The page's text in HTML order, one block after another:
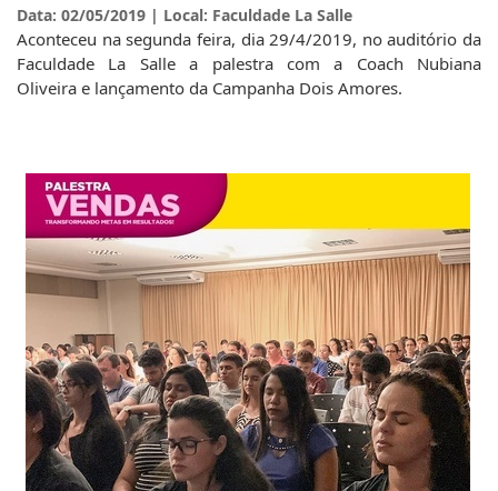
Data: 02/05/2019 | Local: Faculdade La Salle
Aconteceu na segunda feira, dia 29/4/2019, no auditório da
Faculdade La Salle a palestra com a Coach Nubiana
Oliveira e lançamento da Campanha Dois Amores.